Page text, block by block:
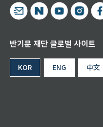
반기문 재단 글로벌 사이트
KOR ENG 中文